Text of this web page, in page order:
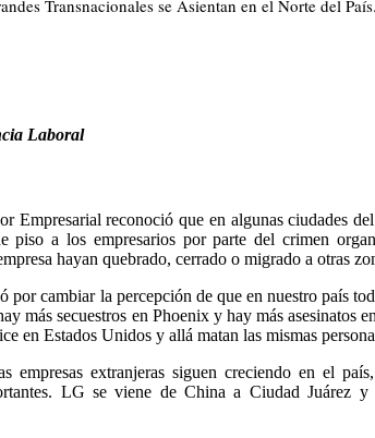
Transnacionales se Asientan en el Norte del País.
Laboral
Empresarial reconoció que en algunas ciudades
piso a los empresarios por parte del crimen
hayan quebrado, cerrado o migrado a otras
por cambiar la percepción de que en nuestro país
más secuestros en Phoenix y hay más asesinatos
en Estados Unidos y allá matan las mismas
empresas extranjeras siguen creciendo en el
LG se viene de China a Ciudad Juárez